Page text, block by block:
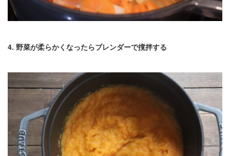
4. 野菜が柔らかくなったらブレンダーで撹拌する